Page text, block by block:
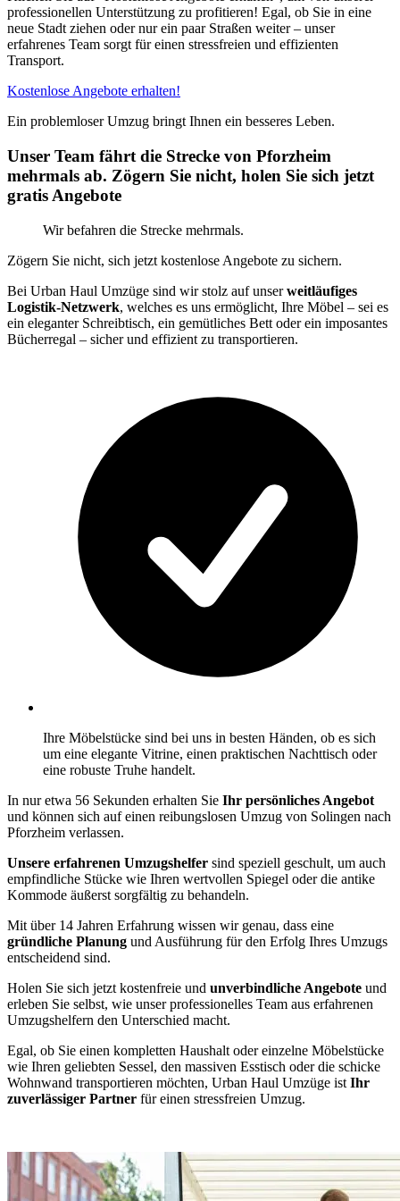
professionellen Unterstützung zu profitieren! Egal, ob Sie in eine
neue Stadt ziehen oder nur ein paar Straßen weiter – unser
erfahrenes Team sorgt für einen stressfreien und effizienten
Transport.
Kostenlose Angebote erhalten!
Ein problemloser Umzug bringt Ihnen ein besseres Leben.
Unser Team fährt die Strecke von Pforzheim
mehrmals ab. Zögern Sie nicht, holen Sie sich jetzt
gratis Angebote
Wir befahren die Strecke mehrmals.
Zögern Sie nicht, sich jetzt kostenlose Angebote zu sichern.
Bei Urban Haul Umzüge sind wir stolz auf unserweitläufiges
Logistik-Netzwerk, welches es uns ermöglicht, Ihre Möbel – sei es
ein eleganter Schreibtisch, ein gemütliches Bett oder ein imposantes
Bücherregal – sicher und effizient zu transportieren.
Ihre Möbelstücke sind bei uns in besten Händen, ob es sich
um eine elegante Vitrine, einen praktischen Nachttisch oder
eine robuste Truhe handelt.
In nur etwa 56 Sekunden erhalten Sie Ihr persönliches Angebot
und können sich auf einen reibungslosen Umzug von Solingen nach
Pforzheim verlassen.
Unsere erfahrenen Umzugshelfer sind speziell geschult, um auch
empfindliche Stücke wie Ihren wertvollen Spiegel oder die antike
Kommode äußerst sorgfältig zu behandeln.
Mit über 14 Jahren Erfahrung wissen wir genau, dass eine
gründliche Planung und Ausführung für den Erfolg Ihres Umzugs
entscheidend sind.
Holen Sie sich jetzt kostenfreie und unverbindliche Angebote und
erleben Sie selbst, wie unser professionelles Team aus erfahrenen
Umzugshelfern den Unterschied macht.
Egal, ob Sie einen kompletten Haushalt oder einzelne Möbelstücke
wie Ihren geliebten Sessel, den massiven Esstisch oder die schicke
Wohnwand transportieren möchten, Urban Haul Umzüge ist Ihr
zuverlässiger Partner für einen stressfreien Umzug.